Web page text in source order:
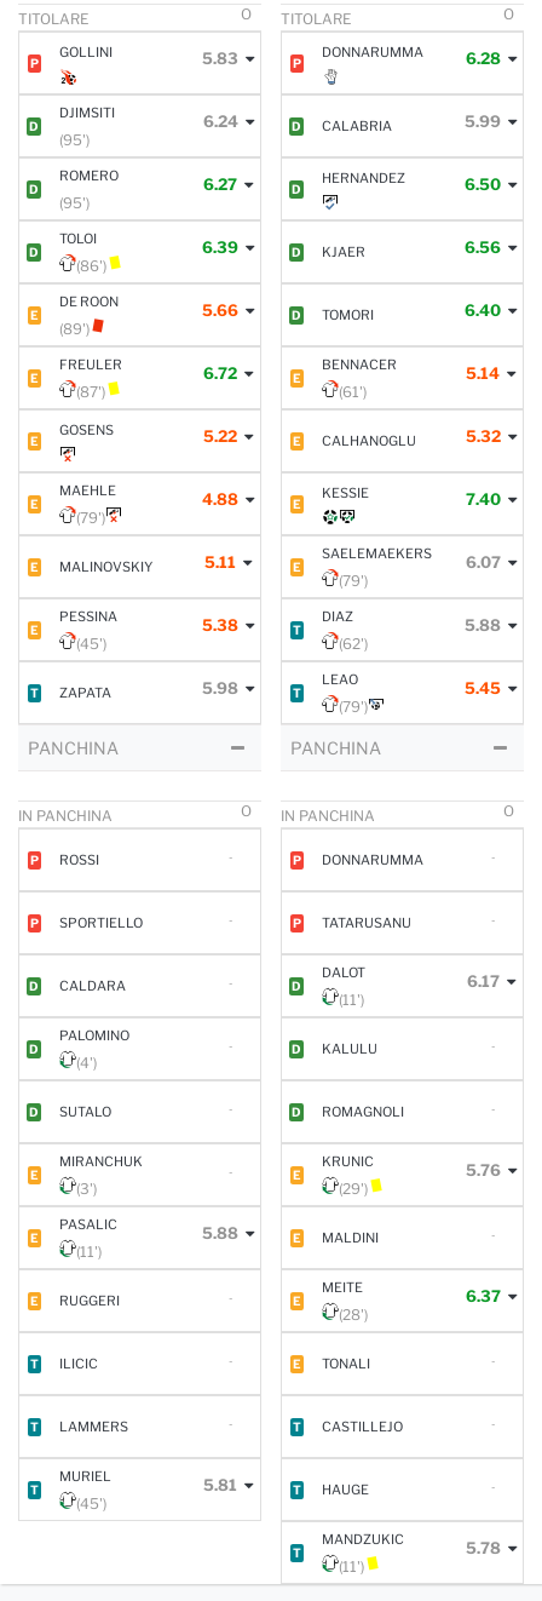
TITOLARE O
P
GOLLINI 5.83
D
DJIMSITI
(95')
6.24
D
ROMERO
(95')
6.27
D
TOLOI
(86')
6.39
E
DE ROON
(89')
5.66
E
FREULER
(87')
6.72
E
GOSENS 5.22
E
MAEHLE
(79')
4.88
E MALINOVSKIY 5.11
E
PESSINA
(45')
5.38
T ZAPATA 5.98
PANCHINA
IN PANCHINA O
P ROSSI -
P SPORTIELLO -
D CALDARA -
D
PALOMINO
(4')
-
D SUTALO -
E
MIRANCHUK
(3')
-
E
PASALIC
(11')
5.88
E RUGGERI -
T ILICIC -
T LAMMERS -
T
MURIEL
(45')
5.81
TITOLARE O
P
DONNARUMMA 6.28
D CALABRIA 5.99
D
HERNANDEZ 6.50
D KJAER 6.56
D TOMORI 6.40
E
BENNACER
(61')
5.14
E CALHANOGLU 5.32
E
KESSIE 7.40
E
SAELEMAEKERS
(79')
6.07
T
DIAZ
(62')
5.88
T
LEAO
(79')
5.45
PANCHINA
IN PANCHINA O
P DONNARUMMA -
P TATARUSANU -
D
DALOT
(11')
6.17
D KALULU -
D ROMAGNOLI -
E
KRUNIC
(29')
5.76
E MALDINI -
E
MEITE
(28')
6.37
E TONALI -
T CASTILLEJO -
T HAUGE -
T
MANDZUKIC
(11')
5.78